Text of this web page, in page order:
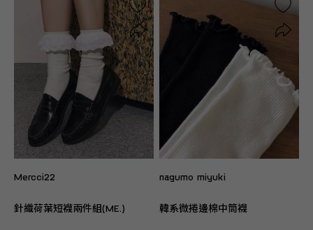
Mercci22
針織荷葉短襪兩件組(ME.)
nagumo miyuki
韓系微捲邊棉中筒襪